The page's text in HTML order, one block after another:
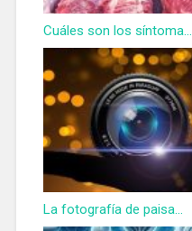
Cuáles son los síntoma...
La fotografía de paisa...